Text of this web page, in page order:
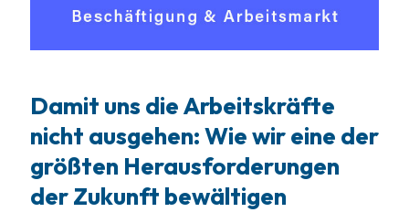
Damit uns die Arbeitskräfte
nicht ausgehen: Wie wir eine der
größten Herausforderungen
der Zukunft bewältigen